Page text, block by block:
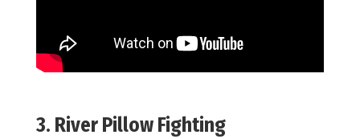
3. River Pillow Fighting